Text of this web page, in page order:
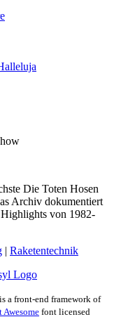
Die Toten Hosen
Archiv dokumentiert
von 1982-
| Raketentechnik
is a front-end framework of
Awesomefont licensed